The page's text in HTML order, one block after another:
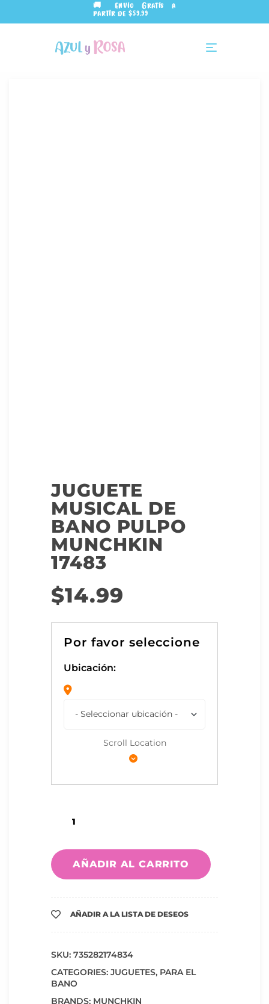
🚚 Envío Gratis a
partir de $59.99
JUGUETE
MUSICAL DE
BANO PULPO
MUNCHKIN
17483
$14.99
Ubicación:
Scroll Location
AÑADIR AL CARRITO
AÑADIR A LA LISTA DE DESEOS
SKU: 735282174834
CATEGORIES: JUGUETES, PARA EL
BANO
BRANDS: MUNCHKIN